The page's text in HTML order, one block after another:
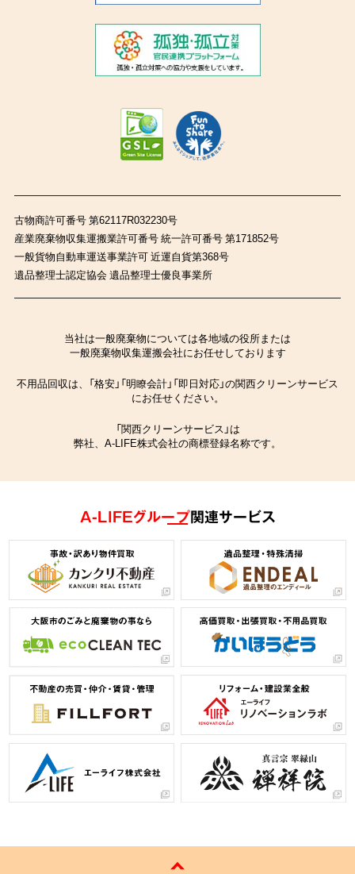
古物商許可番号 第62117R032230号
産業廃棄物収集運搬業許可番号 統一許可番号 第171852号
一般貨物自動車運送事業許可 近運自貨第368号
遺品整理士認定協会 遺品整理士優良事業所
当社は一般廃棄物については各地域の役所または
一般廃棄物収集運搬会社にお任せしております
不用品回収は、「格安」「明瞭会計」「即日対応」の関西クリーンサービス
にお任せください。
「関西クリーンサービス」は
弊社、A-LIFE株式会社の商標登録名称です。
A-LIFEグループ関連サービス